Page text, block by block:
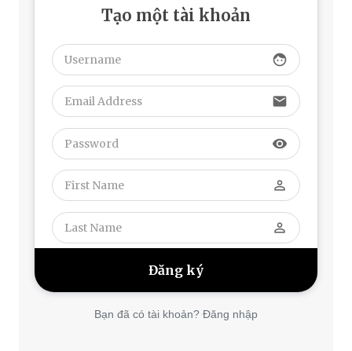
Tạo một tài khoản
face
email
visibility
perm_identity
perm_identity
Bạn đã có tài khoản? Đăng nhập